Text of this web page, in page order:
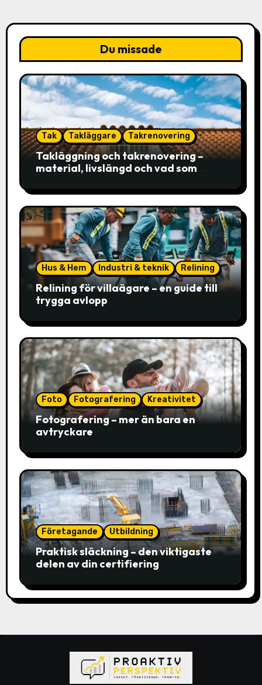
Du missade
Tak Takläggare Takrenovering
Takläggning och takrenovering –
material, livslängd och vad som
Hus & Hem Industri & teknik Relining
Relining för villaägare – en guide till
trygga avlopp
Foto Fotografering Kreativitet
Fotografering – mer än bara en
avtryckare
Företagande Utbildning
Praktisk släckning – den viktigaste
delen av din certifiering